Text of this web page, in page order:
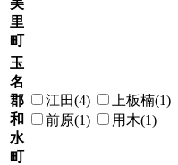
美
里
町
玉
名
郡
和
水
町
江田(4) 上板楠(1)
前原(1)
用木(1)